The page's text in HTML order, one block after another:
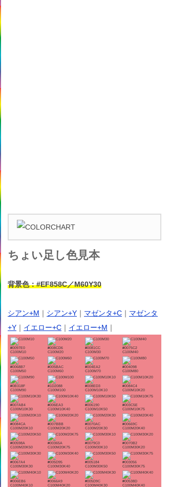
ちょい足し色見本
背景色：#EF858C／M60Y30
シアン+M ｜ シアン+Y ｜ マゼンタ+C ｜ マゼンタ
+Y ｜ イエロー+C ｜ イエロー+M ｜
#0097E0
C100M10
#008CD6
C100M20
#0081CC
C100M30
#0075C2
C100M40
#0068B7
C100M50
#005BAC
C100M60
#004EA2
C100M70
#004098
C100M80
#0B318F
C100M90
#1D2088
C100M100
#008ED3
C100M10K10
#0084C4
C100M10K20
#007AB4
C100M10K30
#006EA3
C100M10K40
#006190
C100M10K50
#003C5E
C100M10K75
#0084CA
C100M20K10
#007BBB
C100M20K20
#0070AC
C100M20K30
#00669C
C100M20K40
#00598A
C100M20K50
#00365A
C100M20K75
#0079C0
C100M30K10
#0070B2
C100M30K20
#0067A4
C100M30K30
#005D95
C100M30K40
#005184
C100M30K50
#003056
C100M30K75
#006EB6
C100M40K10
#0066A9
C100M40K20
#005D9C
C100M40K30
#00538D
C100M40K40